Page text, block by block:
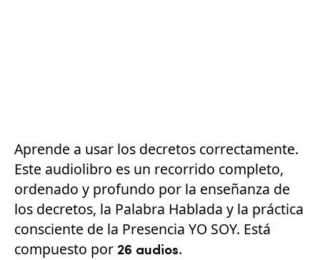
Aprende a usar los decretos correctamente.
Este audiolibro es un recorrido completo,
ordenado y profundo por la enseñanza de
los decretos, la Palabra Hablada y la práctica
consciente de la Presencia YO SOY. Está
compuesto por 26 audios.